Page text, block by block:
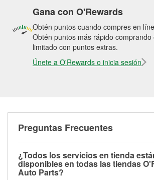
Gana con O'Rewards
Obtén puntos cuando compres en
Obtén puntos más rápido
limitado con puntos extras.
Únete a O'Rewards o inicia sesión
Preguntas Frecuentes
¿Todos los servicios en tienda
disponibles en todas las tiendas
Auto Parts?